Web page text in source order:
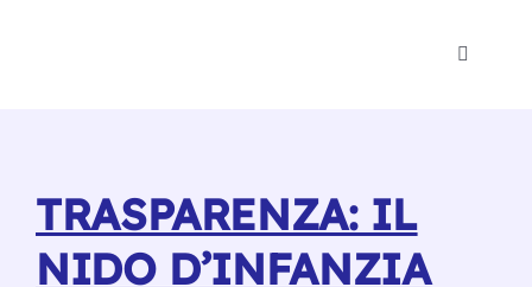
Toggle
TRASPARENZA: IL
NIDO D’INFANZIA